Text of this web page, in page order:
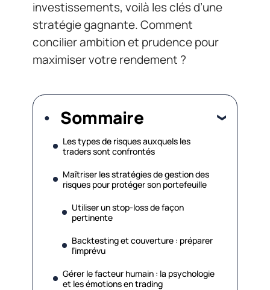
investissements, voilà les clés d’une
stratégie gagnante. Comment
concilier ambition et prudence pour
maximiser votre rendement ?
Sommaire
Les types de risques auxquels les
traders sont confrontés
Maîtriser les stratégies de gestion des
risques pour protéger son portefeuille
Utiliser un stop-loss de façon
pertinente
Backtesting et couverture : préparer
l’imprévu
Gérer le facteur humain : la psychologie
et les émotions en trading